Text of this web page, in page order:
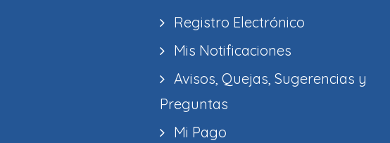
Registro Electrónico
Mis Notificaciones
Avisos, Quejas, Sugerencias y
Preguntas
Mi Pago